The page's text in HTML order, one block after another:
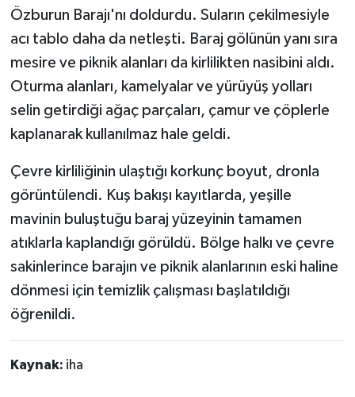
Özburun Barajı'nı doldurdu. Suların çekilmesiyle
acı tablo daha da netleşti. Baraj gölünün yanı sıra
mesire ve piknik alanları da kirlilikten nasibini aldı.
Oturma alanları, kamelyalar ve yürüyüş yolları
selin getirdiği ağaç parçaları, çamur ve çöplerle
kaplanarak kullanılmaz hale geldi.
Çevre kirliliğinin ulaştığı korkunç boyut, dronla
görüntülendi. Kuş bakışı kayıtlarda, yeşille
mavinin buluştuğu baraj yüzeyinin tamamen
atıklarla kaplandığı görüldü. Bölge halkı ve çevre
sakinlerince barajın ve piknik alanlarının eski haline
dönmesi için temizlik çalışması başlatıldığı
öğrenildi.
Kaynak: iha